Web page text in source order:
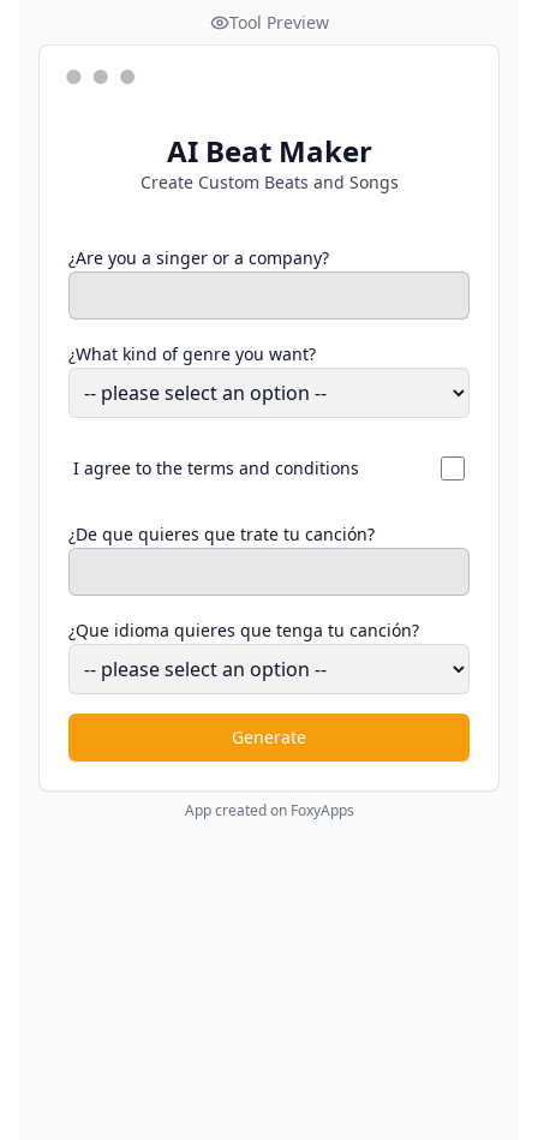
Tool Preview
AI Beat Maker
Create Custom Beats and Songs
¿Are you a singer or a company?
¿What kind of genre you want?
I agree to the terms and conditions
¿De que quieres que trate tu canción?
¿Que idioma quieres que tenga tu canción?
Generate
App created on FoxyApps